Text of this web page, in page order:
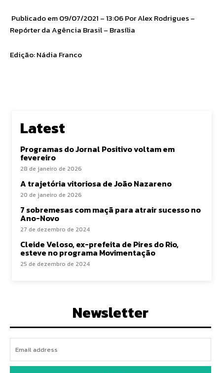
Publicado em 09/07/2021 – 13:06 Por Alex Rodrigues –
Repórter da Agência Brasil – Brasília
Edição: Nádia Franco
Latest
Programas do Jornal Positivo voltam em
fevereiro
28 de janeiro de 2026
A trajetória vitoriosa de João Nazareno
20 de janeiro de 2026
7 sobremesas com maçã para atrair sucesso no
Ano-Novo
27 de dezembro de 2024
Cleide Veloso, ex-prefeita de Pires do Rio,
esteve no programa Movimentação
25 de dezembro de 2024
Newsletter